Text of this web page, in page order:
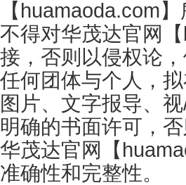
【huamaoda.com
不得对华茂达官网
接，否则以侵权论
任何团体与个人，
图片、文字报导、
明确的书面许可，
华茂达官网【
准确性和完整性。